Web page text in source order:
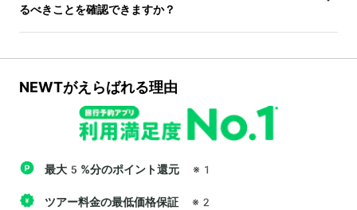
るべきことを確認できますか？
NEWTがえらばれる理由
最大5%分のポイント還元 ※1
ツアー料金の最低価格保証 ※2